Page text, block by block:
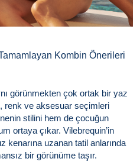
Kombin Önerileri
görünmekten çok ortak bir yaz
renk ve aksesuar seçimleri
stilini hem de çocuğun
ortaya çıkar. Vilebrequin’in
kenarına uzanan tatil anlarında
bir görünüme taşır.